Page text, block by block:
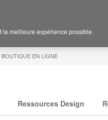
BOUTIQUE EN LIGNE
Ressources Design
la meilleure expérience possible.